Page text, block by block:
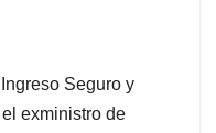
Seguro y
exministro de